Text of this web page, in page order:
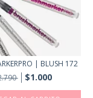
| BLUSH 172
$1.000